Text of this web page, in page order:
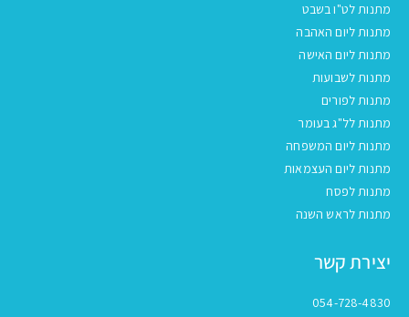
מתנות לט"ו בשבט
מתנות ליום האהבה
מתנות ליום האישה
מתנות לשבועות
מתנות לפורים
מתנות לל"ג בעומר
מתנות ליום המשפחה
מתנות ליום העצמאות
מתנות לפסח
מתנות לראש השנה
יצירת קשר
054-728-4830